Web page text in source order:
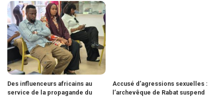
Des influenceurs africains au
service de la propagande du
Accusé d’agressions sexuelles :
l’archevêque de Rabat suspend